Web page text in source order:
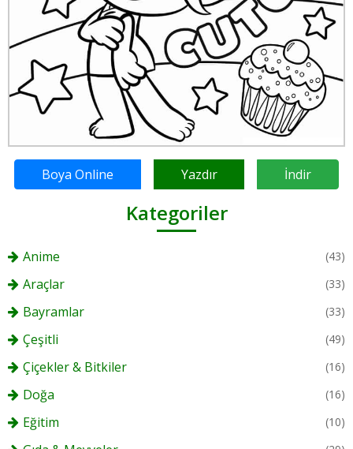
Boya Online Yazdır İndir
Kategoriler
Anime (43)
Araçlar (33)
Bayramlar (33)
Çeşitli (49)
Çiçekler & Bitkiler (16)
Doğa (16)
Eğitim (10)